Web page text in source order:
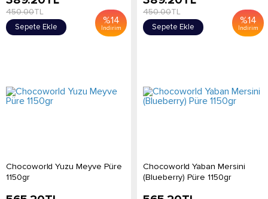
%14
İndirim
450.00TL
Sepete Ekle
%14
İndirim
450.00TL
Sepete Ekle
Chocoworld Yuzu Meyve Püre
1150gr
Chocoworld Yaban Mersini
(Blueberry) Püre 1150gr